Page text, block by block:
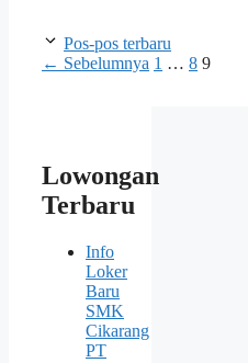
Pos-pos terbaru
← Sebelumnya Halaman
1 … Halaman
8 9
Lowongan
Terbaru
Info
Loker
Baru
SMK
Cikarang
PT